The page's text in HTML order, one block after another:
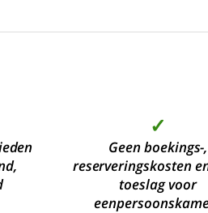
✓
Geen boekings-,
reserveringskosten
toeslag voor